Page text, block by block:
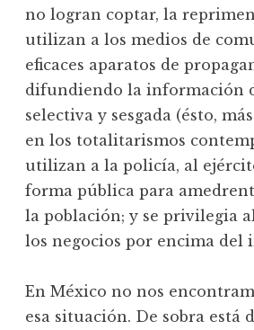
no logran coptar, la
utilizan a los medios de
eficaces aparatos de
difundiendo la información
selectiva y sesgada (ésto,
en los totalitarismos
utilizan a la policía, al
forma pública para
la población; y se privilegia
los negocios por encima del
En México no nos
esa situación. De sobra está